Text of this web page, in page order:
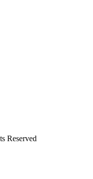
Reserved